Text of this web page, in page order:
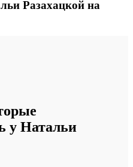
Разахацкой на
у Натальи